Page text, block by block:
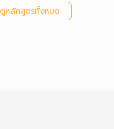
ดูหลักสูตรทั้งหมด